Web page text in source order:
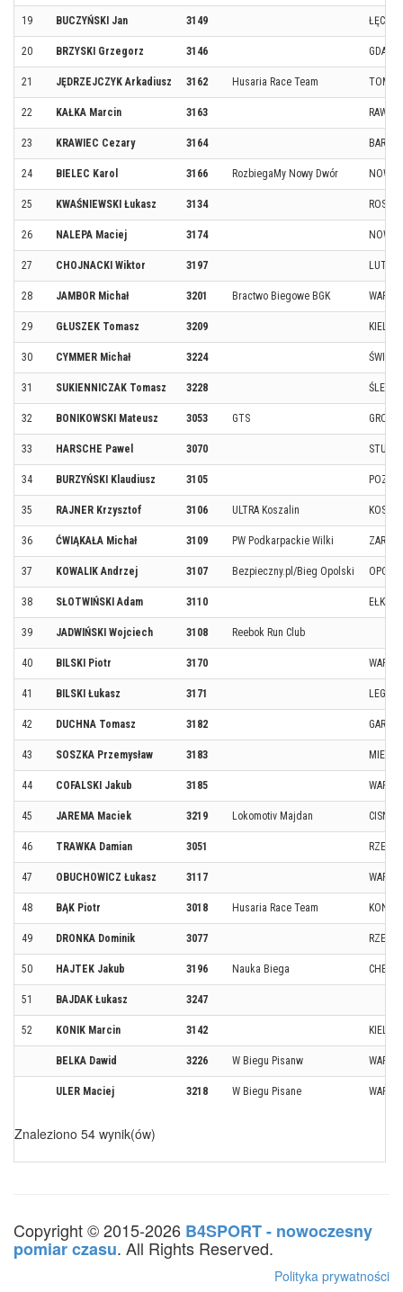
19 BUCZYŃSKI Jan 3149 ŁĘCZNA
20 BRZYSKI Grzegorz 3146
21 JĘDRZEJCZYK Arkadiusz 3162 Husaria Race Team
22 KAŁKA Marcin 3163 RAWICZ
23 KRAWIEC Cezary 3164
24 BIELEC Karol 3166 RozbiegaMy Nowy Dwór NOWY
25 KWAŚNIEWSKI Łukasz 3134
26 NALEPA Maciej 3174 NOWY
27 CHOJNACKI Wiktor 3197
28 JAMBOR Michał 3201 Bractwo Biegowe BGK
29 GŁUSZEK Tomasz 3209 KIELCE
30 CYMMER Michał 3224
31 SUKIENNICZAK Tomasz 3228 ŚLESIN
32 BONIKOWSKI Mateusz 3053 GTS
33 HARSCHE Pawel 3070
34 BURZYŃSKI Klaudiusz 3105
35 RAJNER Krzysztof 3106 ULTRA Koszalin
36 ĆWIĄKAŁA Michał 3109 PW Podkarpackie Wilki
37 KOWALIK Andrzej 3107 Bezpieczny.pl/Bieg Opolski OPOLE
38 SŁOTWIŃSKI Adam 3110 EŁK
39 JADWIŃSKI Wojciech 3108 Reebok Run Club
40 BILSKI Piotr 3170
41 BILSKI Łukasz 3171
42 DUCHNA Tomasz 3182
43 SOSZKA Przemysław 3183 MIETNE
44 COFALSKI Jakub 3185
45 JAREMA Maciek 3219 Lokomotiv Majdan CISNA
46 TRAWKA Damian 3051
47 OBUCHOWICZ Łukasz 3117
48 BĄK Piotr 3018 Husaria Race Team
49 DRONKA Dominik 3077
50 HAJTEK Jakub 3196 Nauka Biega
51 BAJDAK Łukasz 3247
52 KONIK Marcin 3142 KIELCE
BELKA Dawid 3226 W Biegu Pisanw
ULER Maciej 3218 W Biegu Pisane
Znaleziono 54 wynik(ów)
Copyright © 2015-2026 B4SPORT - nowoczesny
pomiar czasu. All Rights Reserved.
Polityka prywatności